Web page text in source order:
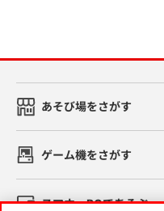
あそび場をさがす
ゲーム機をさがす
スマホ・PCであそぶ